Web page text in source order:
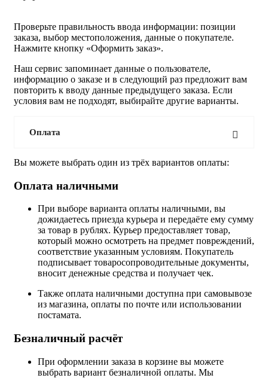
Проверьте правильность ввода информации: позиции
заказа, выбор местоположения, данные о покупателе.
Нажмите кнопку «Оформить заказ».
Наш сервис запоминает данные о пользователе,
информацию о заказе и в следующий раз предложит вам
повторить к вводу данные предыдущего заказа. Если
условия вам не подходят, выбирайте другие варианты.
Оплата
Вы можете выбрать один из трёх вариантов оплаты:
Оплата наличными
При выборе варианта оплаты наличными, вы
дожидаетесь приезда курьера и передаёте ему сумму
за товар в рублях. Курьер предоставляет товар,
который можно осмотреть на предмет повреждений,
соответствие указанным условиям. Покупатель
подписывает товаросопроводительные документы,
вносит денежные средства и получает чек.
Также оплата наличными доступна при самовывозе
из магазина, оплаты по почте или использовании
постамата.
Безналичный расчёт
При оформлении заказа в корзине вы можете
выбрать вариант безналичной оплаты. Мы